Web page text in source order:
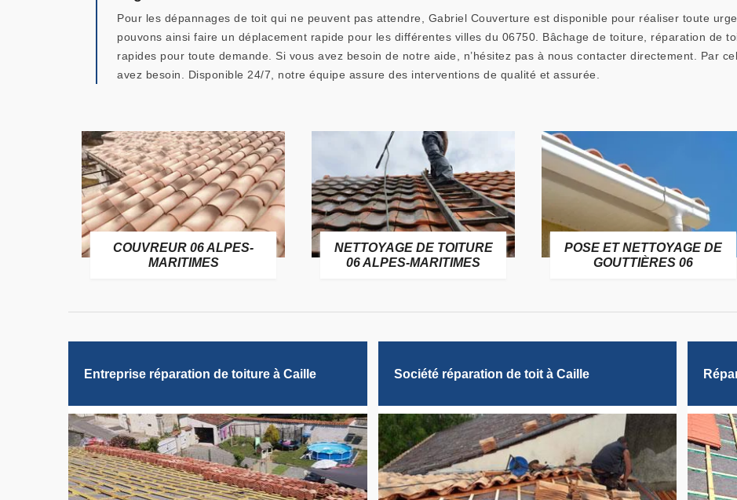
Pour les dépannages de toit qui ne peuvent pas attendre, Gabriel Couverture est disponible pour réaliser toute
pouvons ainsi faire un déplacement rapide pour les différentes villes du 06750. Bâchage de toiture, réparation de
rapides pour toute demande. Si vous avez besoin de notre aide, n’hésitez pas à nous contacter directement. Par
avez besoin. Disponible 24/7, notre équipe assure des interventions de qualité et assurée.
COUVREUR 06 ALPES-
MARITIMES
NETTOYAGE DE TOITURE
06 ALPES-MARITIMES
POSE ET NETTOYAGE DE
GOUTTIÈRES 06
Entreprise réparation de toiture à Caille Société réparation de toit à Caille